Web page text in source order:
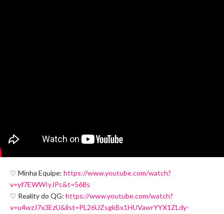
♡ Minha Equipe: https://www.youtube.com/watch?
v=yf7EWWIyJPc&t=568s
♡ Reality do QG: https://www.youtube.com/watch?
v=u4wzJ7x3EzU&list=PL26UZsgkBx1HUVawrYYX1ZLdy-